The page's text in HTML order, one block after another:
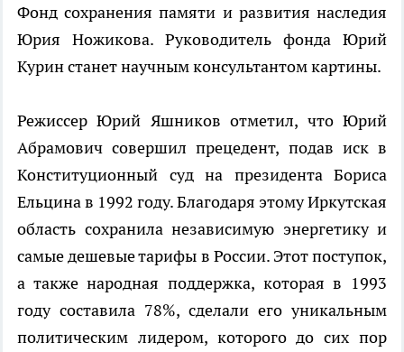
Фонд сохранения памяти и развития наследия
Юрия Ножикова. Руководитель фонда Юрий
Курин станет научным консультантом картины.
Режиссер Юрий Яшников отметил, что Юрий
Абрамович совершил прецедент, подав иск в
Конституционный суд на президента Бориса
Ельцина в 1992 году. Благодаря этому Иркутская
область сохранила независимую энергетику и
самые дешевые тарифы в России. Этот поступок,
а также народная поддержка, которая в 1993
году составила 78%, сделали его уникальным
политическим лидером, которого до сих пор